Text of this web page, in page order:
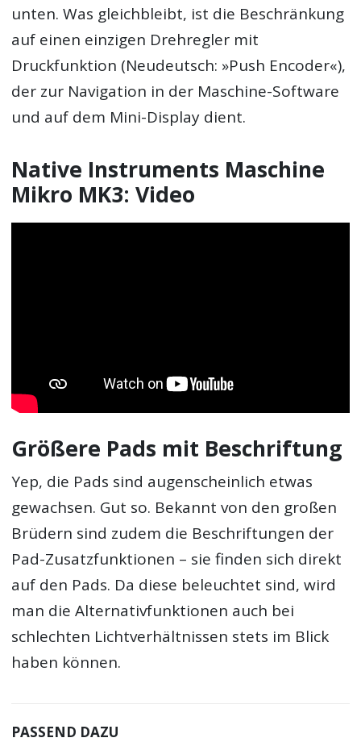
unten. Was gleichbleibt, ist die Beschränkung
auf einen einzigen Drehregler mit
Druckfunktion (Neudeutsch: »Push Encoder«),
der zur Navigation in der Maschine-Software
und auf dem Mini-Display dient.
Native Instruments Maschine
Mikro MK3: Video
Größere Pads mit Beschriftung
Yep, die Pads sind augenscheinlich etwas
gewachsen. Gut so. Bekannt von den großen
Brüdern sind zudem die Beschriftungen der
Pad-Zusatzfunktionen – sie finden sich direkt
auf den Pads. Da diese beleuchtet sind, wird
man die Alternativfunktionen auch bei
schlechten Lichtverhältnissen stets im Blick
haben können.
PASSEND DAZU